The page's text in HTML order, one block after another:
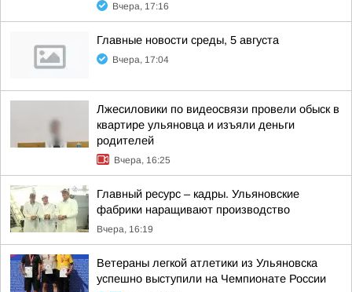
Вчера, 17:16
Главные новости среды, 5 августа
Вчера, 17:04
Лжесиловики по видеосвязи провели обыск в
квартире ульяновца и изъяли деньги
родителей
Вчера, 16:25
Главный ресурс – кадры. Ульяновские
фабрики наращивают производство
Вчера, 16:19
Ветераны легкой атлетики из Ульяновска
успешно выступили на Чемпионате России